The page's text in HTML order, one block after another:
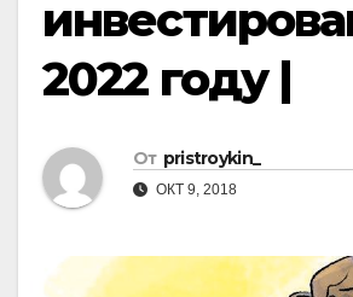
2022 году |
От pristroykin_
ОКТ 9, 2018